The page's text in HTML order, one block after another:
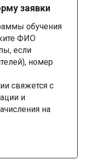
заявки
обучения
ФИО
если
номер
свяжется с
и
на